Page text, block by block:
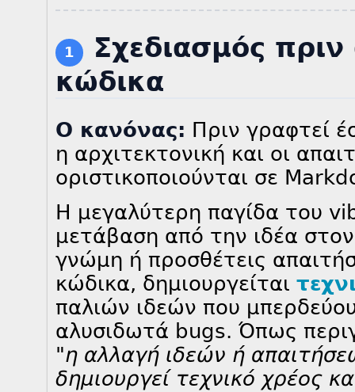
1
Σχεδιασμός
κώδικα
Ο κανόνας: Πριν γραφτεί
η αρχιτεκτονική και οι
οριστικοποιούνται σε
Η μεγαλύτερη παγίδα του
μετάβαση από την ιδέα
γνώμη ή προσθέτεις
κώδικα, δημιουργείται
παλιών ιδεών που
αλυσιδωτά bugs. Όπως
"η αλλαγή ιδεών ή
δημιουργεί τεχνικό χρέος